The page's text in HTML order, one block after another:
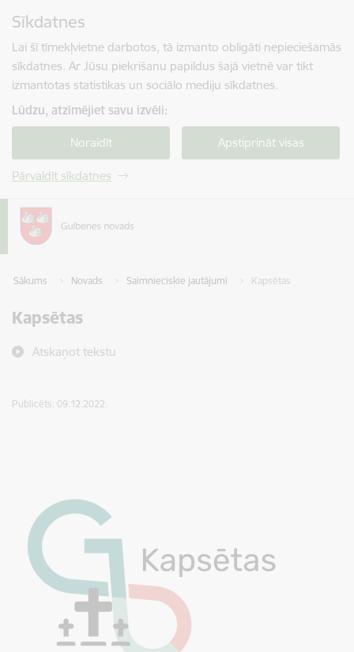
Sīkdatnes
Lai šī tīmekļvietne darbotos, tā izmanto obligāti nepieciešamās
sīkdatnes. Ar Jūsu piekrišanu papildus šajā vietnē var tikt
izmantotas statistikas un sociālo mediju sīkdatnes.
Lūdzu, atzīmējiet savu izvēli:
Noraidīt Apstiprināt visas
Pārvaldīt sīkdatnes
Sākums Novads Saimnieciskie jautājumi Kapsētas
Kapsētas
Atskaņot tekstu
Publicēts: 09.12.2022.